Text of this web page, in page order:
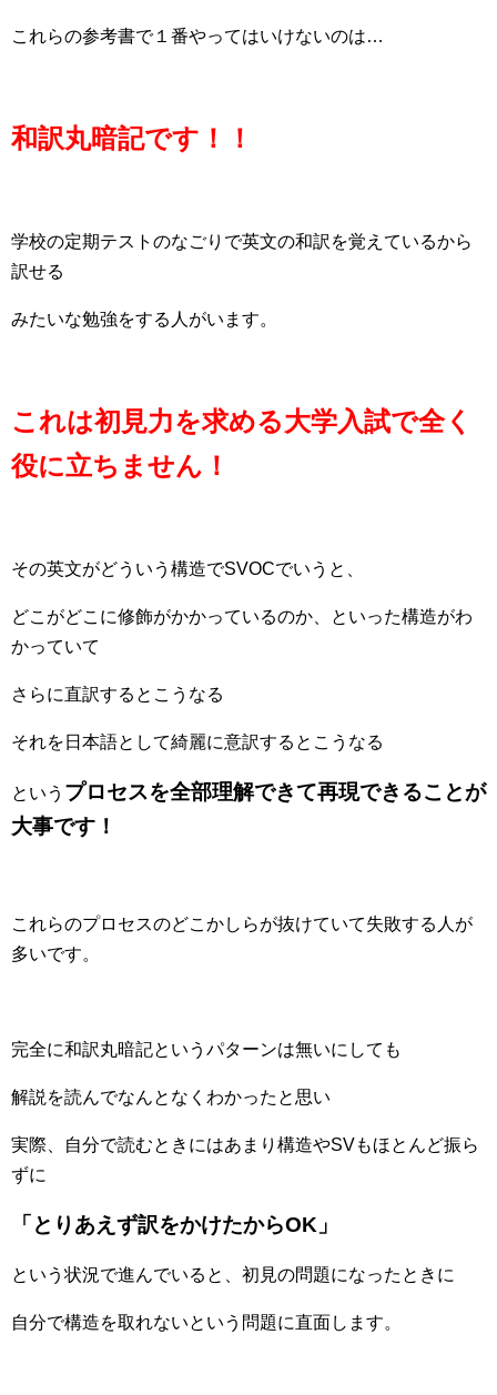
これらの参考書で１番やってはいけないのは…
和訳丸暗記です！！
学校の定期テストのなごりで英文の和訳を覚えているから
訳せる
みたいな勉強をする人がいます。
これは初見力を求める大学入試で全く
役に立ちません！
その英文がどういう構造でSVOCでいうと、
どこがどこに修飾がかかっているのか、といった構造がわ
かっていて
さらに直訳するとこうなる
それを日本語として綺麗に意訳するとこうなる
という プロセスを全部理解できて再現できることが
大事です！
これらのプロセスのどこかしらが抜けていて失敗する人が
多いです。
完全に和訳丸暗記というパターンは無いにしても
解説を読んでなんとなくわかったと思い
実際、自分で読むときにはあまり構造やSVもほとんど振ら
ずに
「とりあえず訳をかけたからOK」
という状況で進んでいると、初見の問題になったときに
自分で構造を取れないという問題に直面します。